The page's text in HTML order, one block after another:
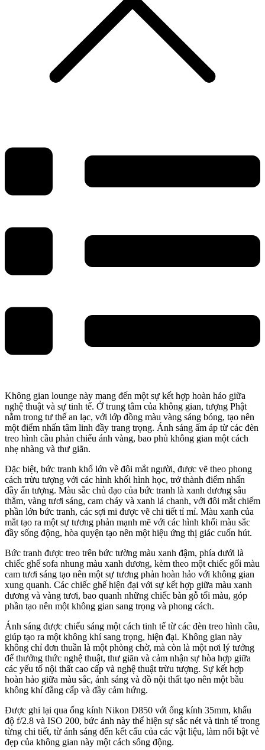
Không gian lounge này mang đến một sự kết hợp hoàn hảo giữa
nghệ thuật và sự tinh tế. Ở trung tâm của không gian, tượng Phật
nằm trong tư thế an lạc, với lớp đồng màu vàng sáng bóng, tạo nên
một điểm nhấn tâm linh đầy trang trọng. Ánh sáng ấm áp từ các đèn
treo hình cầu phản chiếu ánh vàng, bao phủ không gian một cách
nhẹ nhàng và thư giãn.
Đặc biệt, bức tranh khổ lớn về đôi mắt người, được vẽ theo phong
cách trừu tượng với các hình khối hình học, trở thành điểm nhấn
đầy ấn tượng. Màu sắc chủ đạo của bức tranh là xanh dương sâu
thẳm, vàng tươi sáng, cam cháy và xanh lá chanh, với đôi mắt chiếm
phần lớn bức tranh, các sợi mi được vẽ chi tiết tỉ mỉ. Màu xanh của
mắt tạo ra một sự tương phản mạnh mẽ với các hình khối màu sắc
đầy sống động, hòa quyện tạo nên một hiệu ứng thị giác cuốn hút.
Bức tranh được treo trên bức tường màu xanh đậm, phía dưới là
chiếc ghế sofa nhung màu xanh dương, kèm theo một chiếc gối màu
cam tươi sáng tạo nên một sự tương phản hoàn hảo với không gian
xung quanh. Các chiếc ghế hiện đại với sự kết hợp giữa màu xanh
dương và vàng tươi, bao quanh những chiếc bàn gỗ tối màu, góp
phần tạo nên một không gian sang trọng và phong cách.
Ánh sáng được chiếu sáng một cách tinh tế từ các đèn treo hình cầu,
giúp tạo ra một không khí sang trọng, hiện đại. Không gian này
không chỉ đơn thuần là một phòng chờ, mà còn là một nơi lý tưởng
để thưởng thức nghệ thuật, thư giãn và cảm nhận sự hòa hợp giữa
các yếu tố nội thất cao cấp và nghệ thuật trừu tượng. Sự kết hợp
hoàn hảo giữa màu sắc, ánh sáng và đồ nội thất tạo nên một bầu
không khí đẳng cấp và đầy cảm hứng.
Được ghi lại qua ống kính Nikon D850 với ống kính 35mm, khẩu
độ f/2.8 và ISO 200, bức ảnh này thể hiện sự sắc nét và tinh tế trong
từng chi tiết, từ ánh sáng đến kết cấu của các vật liệu, làm nổi bật vẻ
đẹp của không gian này một cách sống động.